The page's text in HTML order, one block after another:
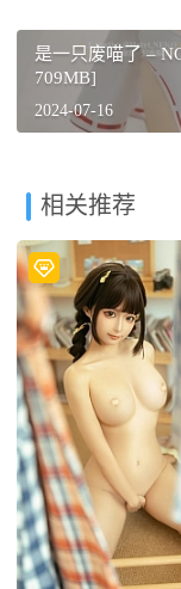
是一只废喵了 –
709MB]
2024-07-16
相关推荐